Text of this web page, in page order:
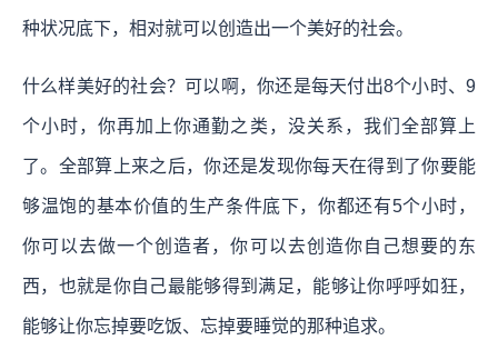
种状况底下，相对就可以创造出一个美好的社会。
什么样美好的社会？可以啊，你还是每天付出8个小时、9
个小时，你再加上你通勤之类，没关系，我们全部算上
了。全部算上来之后，你还是发现你每天在得到了你要能
够温饱的基本价值的生产条件底下，你都还有5个小时，
你可以去做一个创造者，你可以去创造你自己想要的东
西，也就是你自己最能够得到满足，能够让你呼呼如狂，
能够让你忘掉要吃饭、忘掉要睡觉的那种追求。